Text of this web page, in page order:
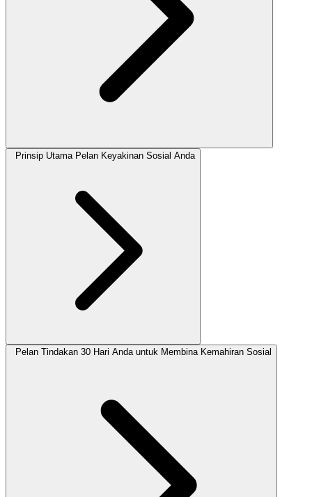
Prinsip Utama Pelan Keyakinan Sosial Anda
Pelan Tindakan 30 Hari Anda untuk Membina Kemahiran Sosial